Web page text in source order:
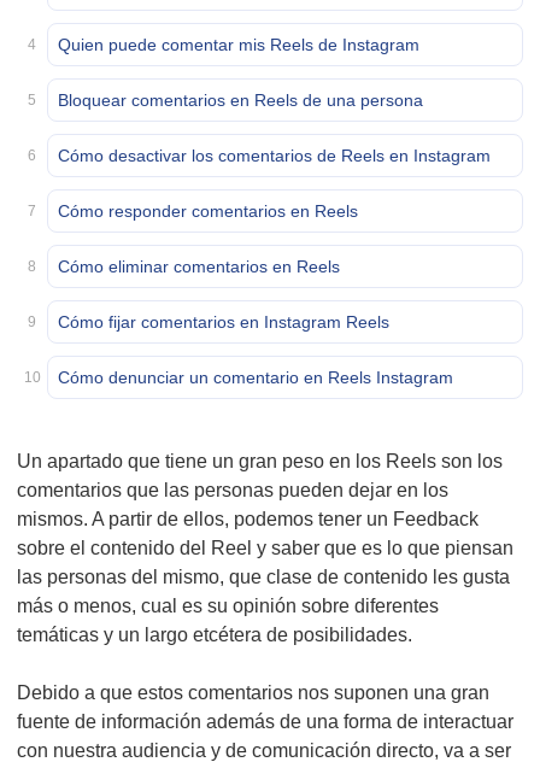
4 Quien puede comentar mis Reels de Instagram
5 Bloquear comentarios en Reels de una persona
6 Cómo desactivar los comentarios de Reels en Instagram
7 Cómo responder comentarios en Reels
8 Cómo eliminar comentarios en Reels
9 Cómo fijar comentarios en Instagram Reels
10 Cómo denunciar un comentario en Reels Instagram
Un apartado que tiene un gran peso en los Reels son los
comentarios que las personas pueden dejar en los
mismos. A partir de ellos, podemos tener un Feedback
sobre el contenido del Reel y saber que es lo que piensan
las personas del mismo, que clase de contenido les gusta
más o menos, cual es su opinión sobre diferentes
temáticas y un largo etcétera de posibilidades.
Debido a que estos comentarios nos suponen una gran
fuente de información además de una forma de interactuar
con nuestra audiencia y de comunicación directo, va a ser